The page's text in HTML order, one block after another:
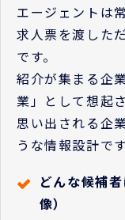
エージェントは
求人票を渡した
です。
紹介が集まる企
業」として想起
思い出される企
うな情報設計です
どんな候補
像）